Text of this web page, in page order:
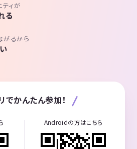
ティが
る
がるから
でかんたん参加！
Androidの方はこちら